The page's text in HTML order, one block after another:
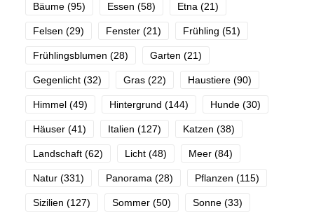
Bäume (95) Essen (58) Etna (21)
Felsen (29) Fenster (21) Frühling (51)
Frühlingsblumen (28) Garten (21)
Gegenlicht (32) Gras (22) Haustiere (90)
Himmel (49) Hintergrund (144) Hunde (30)
Häuser (41) Italien (127) Katzen (38)
Landschaft (62) Licht (48) Meer (84)
Natur (331) Panorama (28) Pflanzen (115)
Sizilien (127) Sommer (50) Sonne (33)